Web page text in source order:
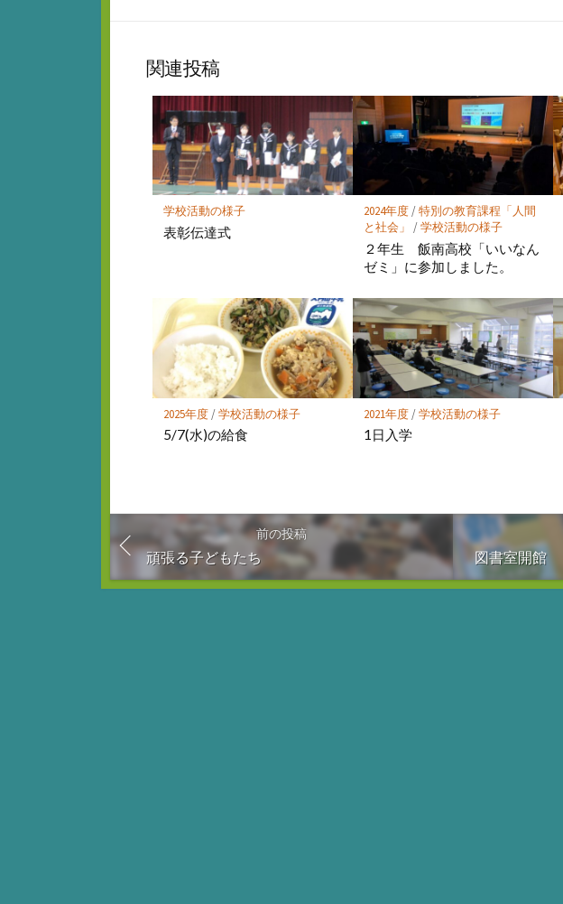
ア
マ
ー
ク
に
保
関連投稿
学校活動の様子
表彰伝達式
2024年度/特別の教育課程「人間
と社会」 /学校活動の様子
２年生 飯南高校「いいなん
ゼミ」に参加しました。
2025年度/学校活動の様子
5/7(水)の給食
2021年度/学校活動の様子
1日入学
前の投稿
頑張る子どもたち 図書室開館